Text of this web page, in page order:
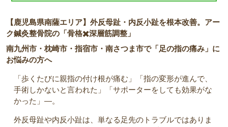
【鹿児島県南薩エリア】外反母趾・内反小趾を根本改善。アー
ク鍼灸整骨院の「骨格✖️深層筋調整」
南九州市・枕崎市・指宿市・南さつま市で「足の指の痛み」に
お悩みの方へ
「歩くたびに親指の付け根が痛む」「指の変形が進んで、
手術しかないと言われた」「サポーターをしても効果がな
かった」—。
外反母趾や内反小趾は、単なる足先のトラブルではありま